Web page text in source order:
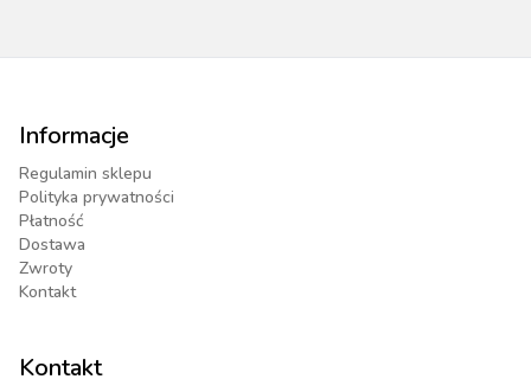
Informacje
Regulamin sklepu
Polityka prywatności
Płatność
Dostawa
Zwroty
Kontakt
Kontakt